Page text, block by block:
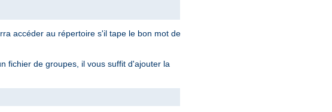
accéder au répertoire s'il tape le bon mot de
fichier de groupes, il vous suffit d'ajouter la